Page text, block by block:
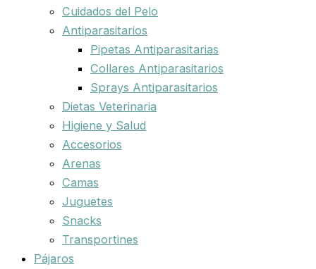
Cuidados del Pelo
Antiparasitarios
Pipetas Antiparasitarias
Collares Antiparasitarios
Sprays Antiparasitarios
Dietas Veterinaria
Higiene y Salud
Accesorios
Arenas
Camas
Juguetes
Snacks
Transportines
Pájaros